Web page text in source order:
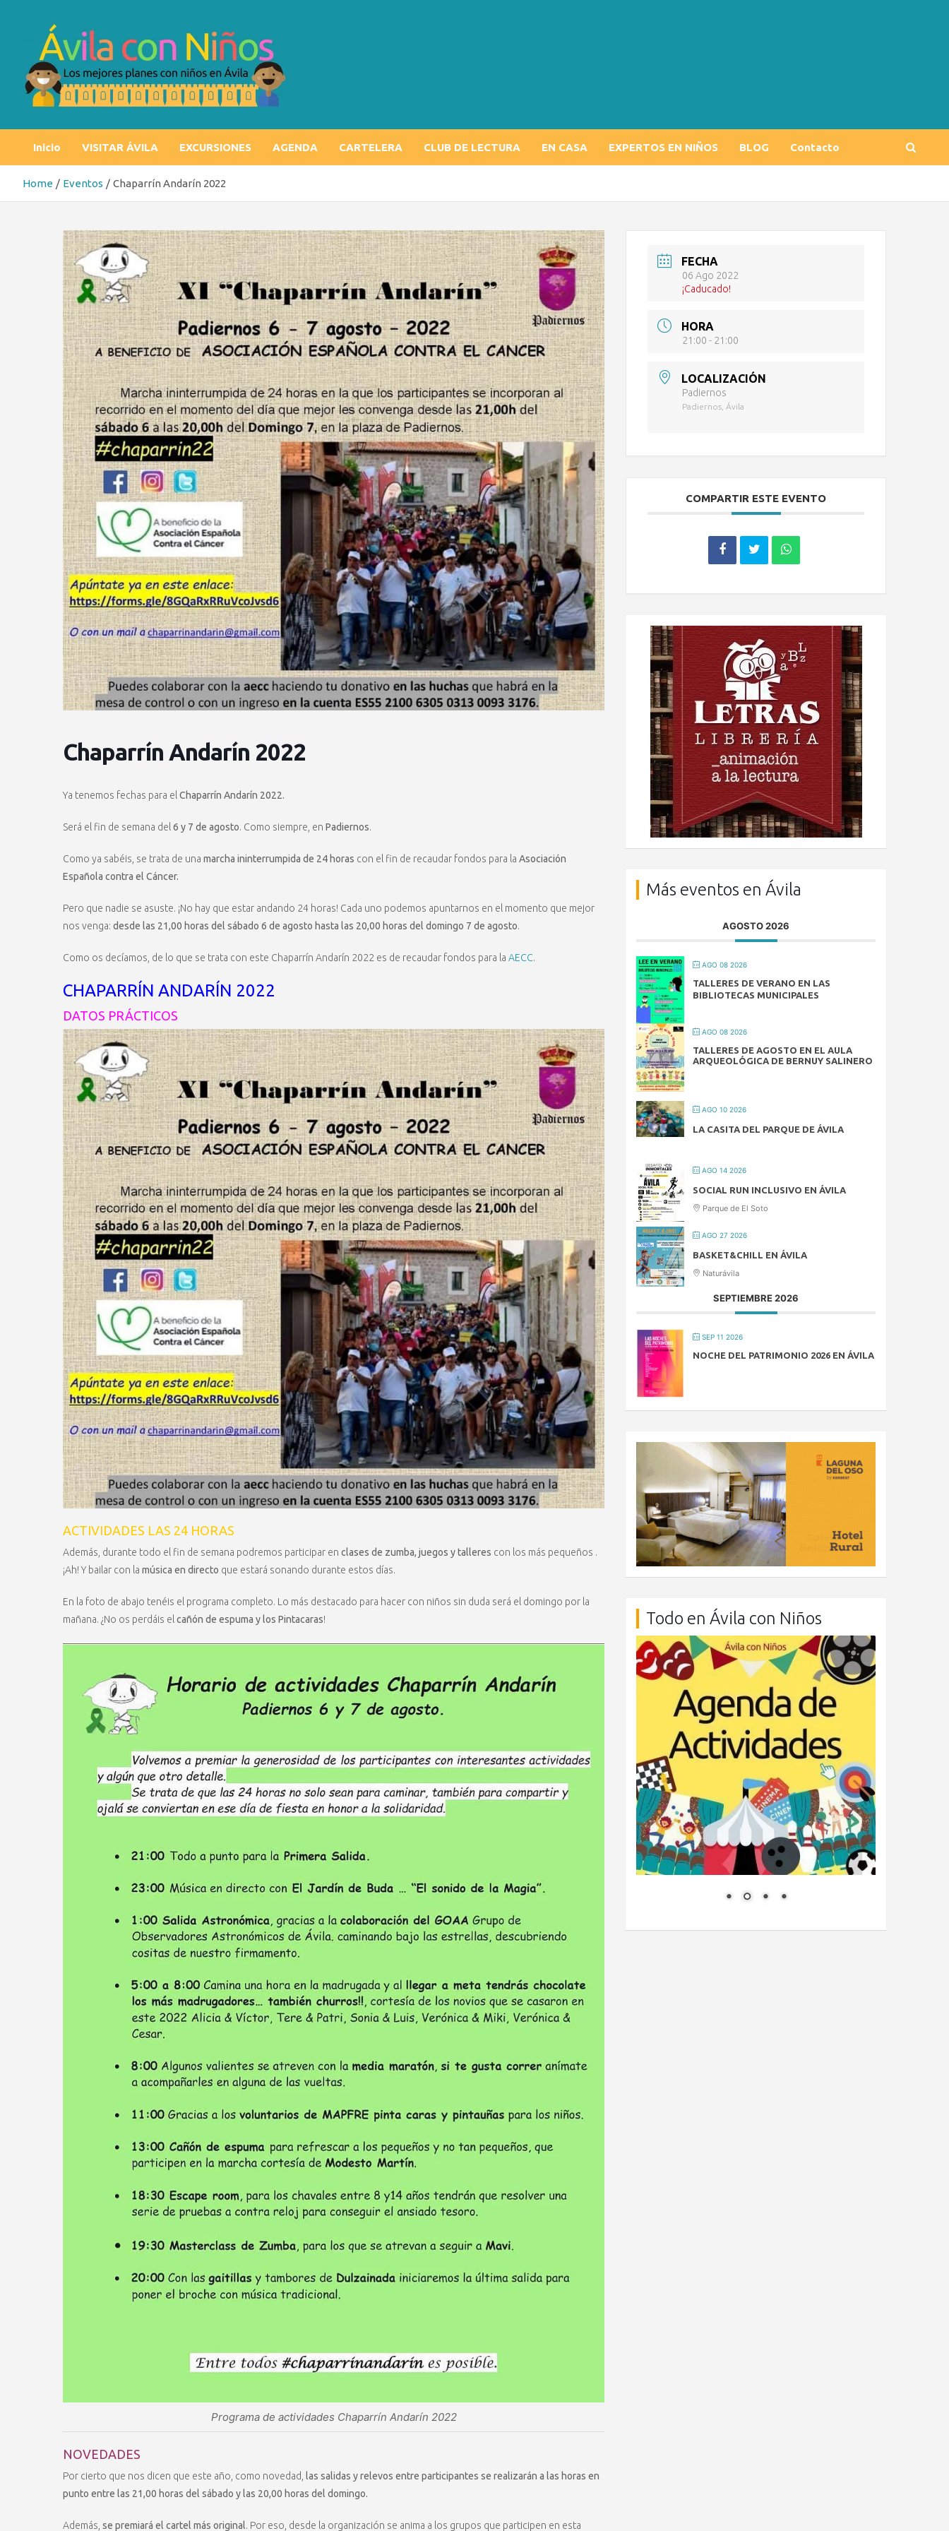
Inicio VISITAR ÁVILA EXCURSIONES AGENDA CARTELERA CLUB DE LECTURA EN CASA EXPERTOS EN NIÑOS BLOG Contacto
Home Eventos Chaparrín Andarín 2022
Chaparrín Andarín 2022
Ya tenemos fechas para el Chaparrín Andarín 2022.
Será el fin de semana del 6 y 7 de agosto. Como siempre, en Padiernos.
Como ya sabéis, se trata de una marcha ininterrumpida de 24 horas con el fin de recaudar fondos para la Asociación
Española contra el Cáncer.
Pero que nadie se asuste. ¡No hay que estar andando 24 horas! Cada uno podemos apuntarnos en el momento que mejor
nos venga: desde las 21,00 horas del sábado 6 de agosto hasta las 20,00 horas del domingo 7 de agosto.
Como os decíamos, de lo que se trata con este Chaparrín Andarín 2022 es de recaudar fondos para la AECC.
CHAPARRÍN ANDARÍN 2022
DATOS PRÁCTICOS
ACTIVIDADES LAS 24 HORAS
Además, durante todo el fin de semana podremos participar en clases de zumba, juegos y talleres con los más pequeños .
¡Ah! Y bailar con la música en directo que estará sonando durante estos días.
En la foto de abajo tenéis el programa completo. Lo más destacado para hacer con niños sin duda será el domingo por la
mañana. ¿No os perdáis el cañón de espuma y los Pintacaras!
Programa de actividades Chaparrín Andarín 2022
NOVEDADES
Por cierto que nos dicen que este año, como novedad,
las salidas y relevos entre participantes se realizarán a las horas en
punto entre las 21,00 horas del sábado y las 20,00 horas del domingo.
Además, se premiará el cartel más original. Por eso, desde la organización se anima a los grupos que participen en esta
FECHA
06 Ago 2022
¡Caducado!
HORA
21:00 - 21:00
LOCALIZACIÓN
Padiernos
Padiernos, Ávila
COMPARTIR ESTE EVENTO
Más eventos en Ávila
AGOSTO 2026
AGO 08 2026
TALLERES DE VERANO EN LAS
BIBLIOTECAS MUNICIPALES
AGO 08 2026
TALLERES DE AGOSTO EN EL AULA
ARQUEOLÓGICA DE BERNUY SALINERO
AGO 10 2026
LA CASITA DEL PARQUE DE ÁVILA
AGO 14 2026
SOCIAL RUN INCLUSIVO EN ÁVILA
Parque de El Soto
AGO 27 2026
BASKET&CHILL EN ÁVILA
Naturávila
SEPTIEMBRE 2026
SEP 11 2026
NOCHE DEL PATRIMONIO 2026 EN ÁVILA
Todo en Ávila con Niños